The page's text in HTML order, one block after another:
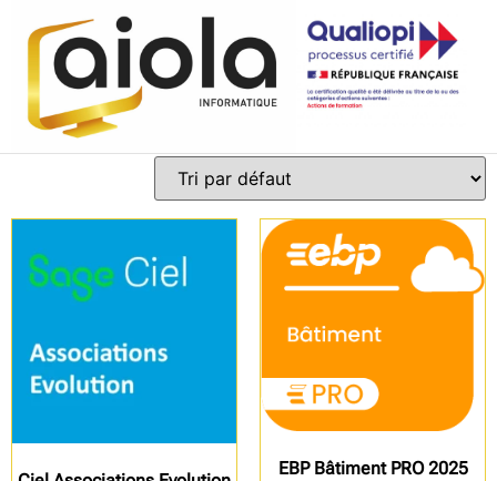
EBP Bâtiment PRO 2025